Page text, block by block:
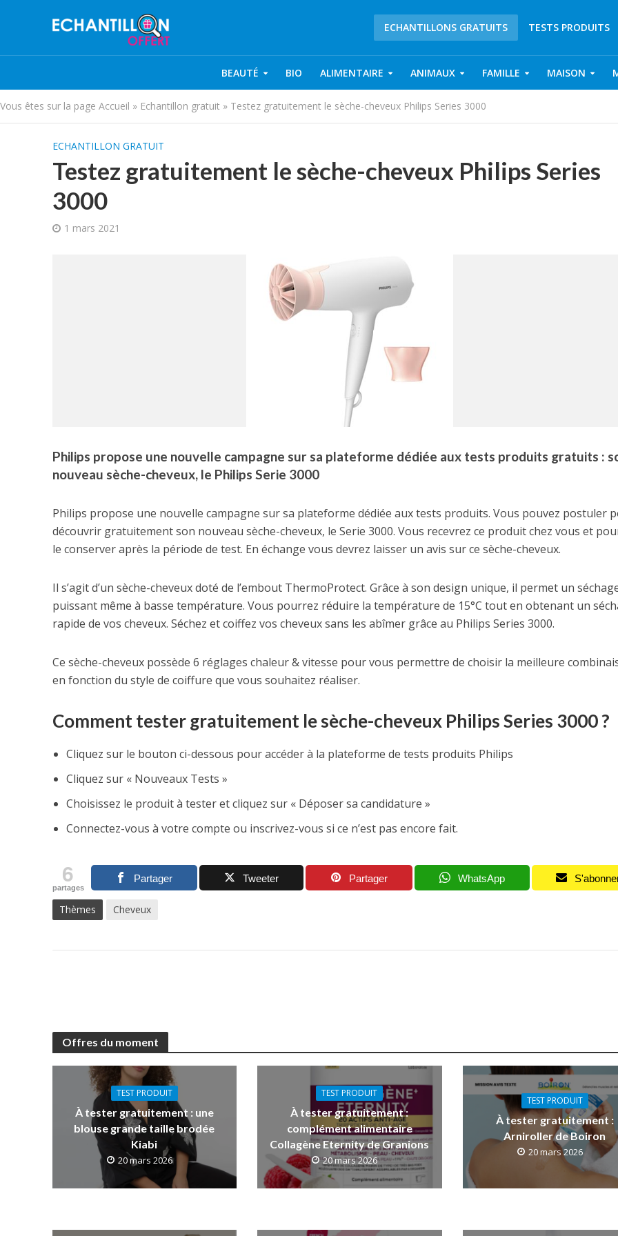
ECHANTILLONS GRATUITS TESTS PRODUITS
BEAUTÉ BIO ALIMENTAIRE ANIMAUX FAMILLE MAISON
Vous êtes sur la page Accueil » Echantillon gratuit » Testez gratuitement le sèche-cheveux Philips Series 3000
ECHANTILLON GRATUIT
Testez gratuitement le sèche-cheveux Philips Series
3000
1 mars 2021
Philips propose une nouvelle campagne sur sa plateforme dédiée aux tests produits gratuits :
nouveau sèche-cheveux, le Philips Serie 3000
Philips propose une nouvelle campagne sur sa plateforme dédiée aux tests produits. Vous pouvez postuler
découvrir gratuitement son nouveau sèche-cheveux, le Serie 3000. Vous recevrez ce produit chez vous et
le conserver après la période de test. En échange vous devrez laisser un avis sur ce sèche-cheveux.
Il s’agit d’un sèche-cheveux doté de l’embout ThermoProtect. Grâce à son design unique, il permet un
puissant même à basse température. Vous pourrez réduire la température de 15°C tout en obtenant un
rapide de vos cheveux. Séchez et coiffez vos cheveux sans les abîmer grâce au Philips Series 3000.
Ce sèche-cheveux possède 6 réglages chaleur & vitesse pour vous permettre de choisir la meilleure
en fonction du style de coiffure que vous souhaitez réaliser.
Comment tester gratuitement le sèche-cheveux Philips Series 3000 ?
Cliquez sur le bouton ci-dessous pour accéder à la plateforme de tests produits Philips
Cliquez sur « Nouveaux Tests »
Choisissez le produit à tester et cliquez sur « Déposer sa candidature »
Connectez-vous à votre compte ou inscrivez-vous si ce n’est pas encore fait.
6
partages
Partager Tweeter Partager WhatsApp
Thèmes Cheveux
Offres du moment
TEST PRODUIT
À tester gratuitement : une
blouse grande taille brodée
Kiabi
20 mars 2026
TEST PRODUIT
À tester gratuitement :
complément alimentaire
Collagène Eternity de Granions
20 mars 2026
TEST PRODUIT
À tester gratuitement :
Arniroller de Boiron
20 mars 2026